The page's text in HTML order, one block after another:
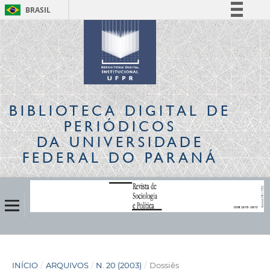
BRASIL
Simplifique!
Comunica BR
Participe
Acesso à informação
Legislação
Canais
BIBLIOTECA DIGITALDE
PERIÓDICOS
DA UNIVERSIDADE
FEDERAL DO PARANÁ
INÍCIO / ARQUIVOS / N. 20 (2003) / Dossiês